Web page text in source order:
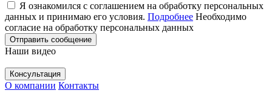
Я ознакомился с соглашением на обработку персональных
данных и принимаю его условия. Подробнее Необходимо
согласие на обработку персональных данных
Отправить сообщение
Наши видео
Консультация
О компании Контакты